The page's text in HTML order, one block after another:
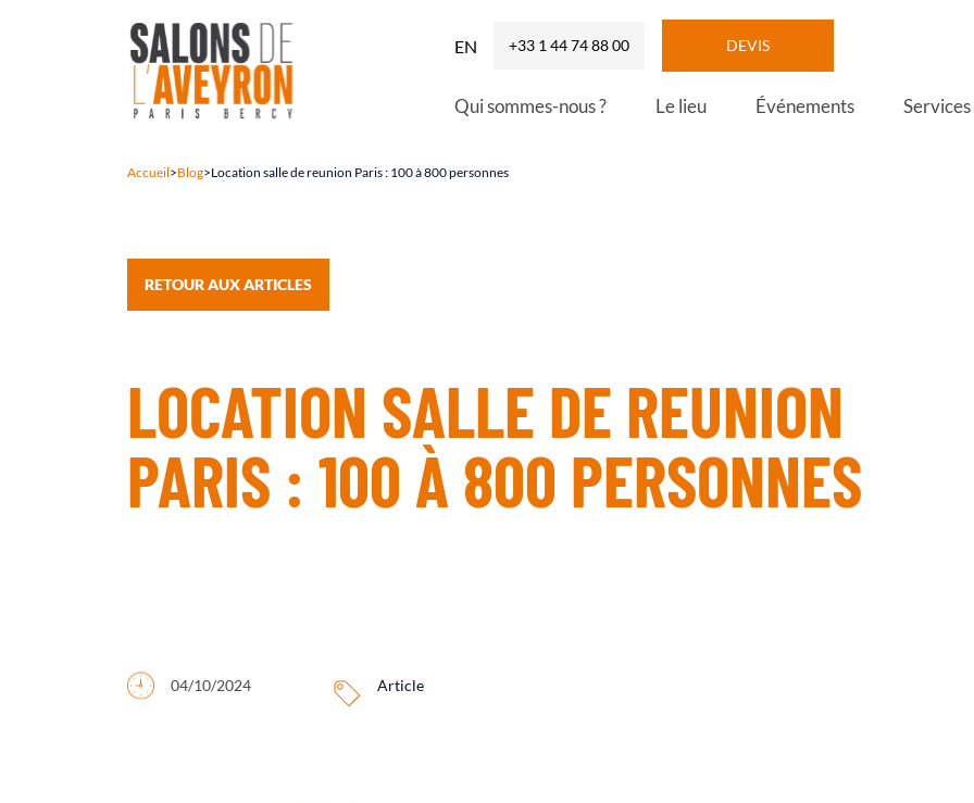
EN +33 1 44 74 88 00 DEVIS
Qui sommes-nous ? Le lieu Événements Services
Accueil>Blog>Location salle de reunion Paris : 100 à 800 personnes
RETOUR AUX ARTICLES
LOCATION SALLE DE REUNION
PARIS : 100 À 800 PERSONNES
04/10/2024 Article